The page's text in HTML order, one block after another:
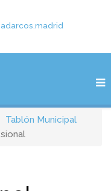
Tablón Municipal